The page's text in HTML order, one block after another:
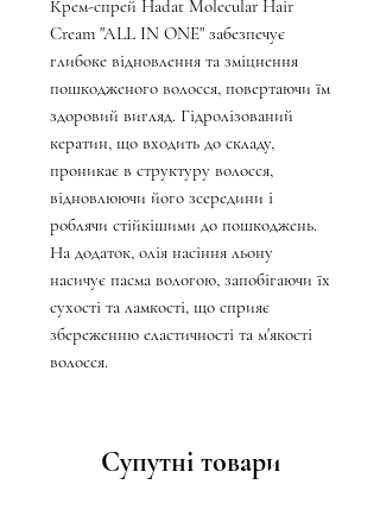
Крем-спрей Hadat Molecular Hair
Cream "ALL IN ONE" забезпечує
глибоке відновлення та зміцнення
пошкодженого волосся, повертаючи їм
здоровий вигляд. Гідролізований
кератин, що входить до складу,
проникає в структуру волосся,
відновлюючи його зсередини і
роблячи стійкішими до пошкоджень.
На додаток, олія насіння льону
насичує пасма вологою, запобігаючи їх
сухості та ламкості, що сприяє
збереженню еластичності та м'якості
волосся.
Супутні товари